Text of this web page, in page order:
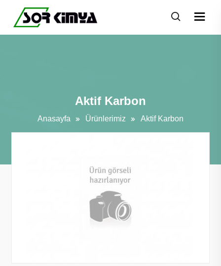
Aktif Karbon
Anasayfa Ürünlerimiz Aktif Karbon